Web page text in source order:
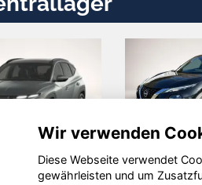
Renault
Wir verwenden
Diese Webseite verwendet
gewährleisten und um